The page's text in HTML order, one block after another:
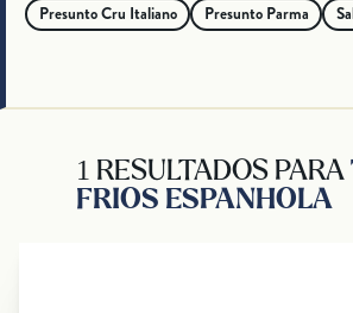
Presunto Cru Italiano
Presunto Parma
1 RESULTADOS PARA
FRIOS ESPANHOLA